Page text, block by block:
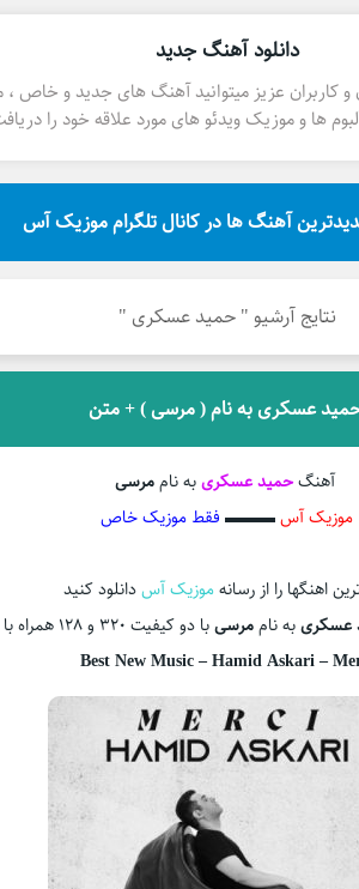
دانلود آهنگ جدید
کاربران عزیز میتوانید آهنگ های جدید و خاص
ها و موزیک ویدئو های مورد علاقه خود را
آهنگ ها در کانال تلگرام موزیک آس
نتایج آرشیو " حمید عسکری "
عسکری به نام ( مرسی ) + متن
آهنگحمید عسکریبه ناممرسی
موزیک آس▬▬▬ فقط موزیک خاص
اهنگها را از رسانهموزیک آسدانلود کنید
عسکریبه ناممرسیبا دو کیفیت 320 و 128 همراه با متن
Best New Music – Hamid Askari –